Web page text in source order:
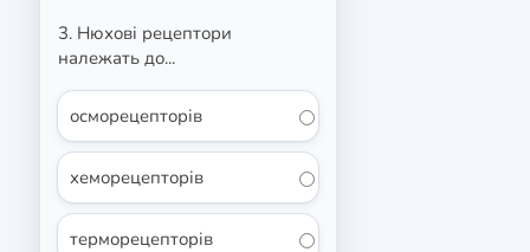
3. Нюхові рецептори
належать до...
осморецепторів
хеморецепторів
терморецепторів